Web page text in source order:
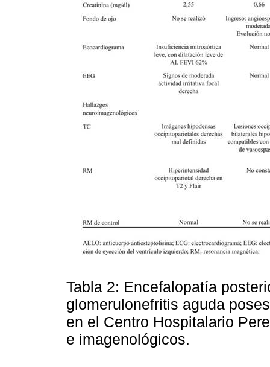
Tabla 2: Encefalopatía
glomerulonefritis aguda
en el Centro Hospitalario
e imagenológicos.